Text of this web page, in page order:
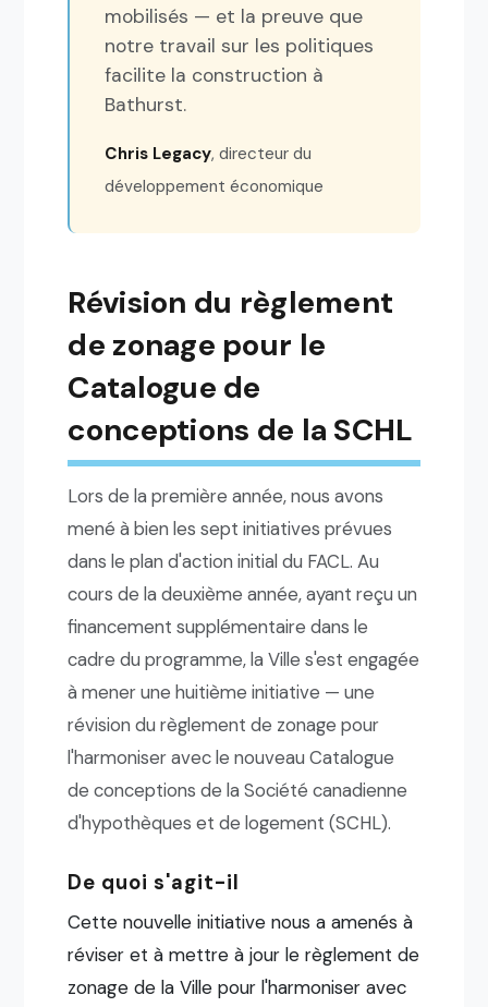
mobilisés — et la preuve que
notre travail sur les politiques
facilite la construction à
Bathurst.
Chris Legacy, directeur du
développement économique
Révision du règlement
de zonage pour le
Catalogue de
conceptions de la SCHL
Lors de la première année, nous avons
mené à bien les sept initiatives prévues
dans le plan d'action initial du FACL. Au
cours de la deuxième année, ayant reçu un
financement supplémentaire dans le
cadre du programme, la Ville s'est engagée
à mener une huitième initiative — une
révision du règlement de zonage pour
l'harmoniser avec le nouveau Catalogue
de conceptions de la Société canadienne
d'hypothèques et de logement (SCHL).
De quoi s'agit-il
Cette nouvelle initiative nous a amenés à
réviser et à mettre à jour le règlement de
zonage de la Ville pour l'harmoniser avec